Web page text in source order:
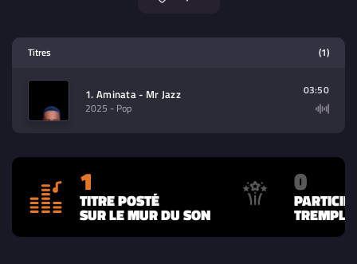
contenu à lire (audio/video)
Titres (1)
1. Aminata - Mr Jazz
2025 - Pop
03:50
1
TITRE POSTÉ
SUR LE MUR DU SON
0